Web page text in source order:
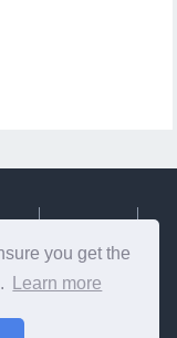
you get the
Learn more
dotyczące opieki